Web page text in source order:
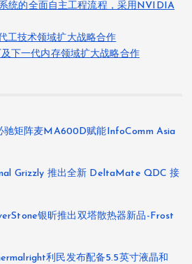
统的全面自主工程流程，采用NVIDIA
工技术领域扩大战略合作
下一代内存领域扩大战略合作
驰矩阵麦MA600D赋能InfoComm Asia
Grizzly 推出全新 DeltaMate QDC 接
银昕推出双塔散热器新品-Frost
利民发布配备5.5英寸液晶和